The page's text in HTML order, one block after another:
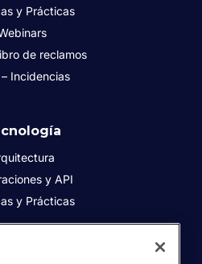
y Prácticas
de reclamos
Incidencias
y API
y Prácticas